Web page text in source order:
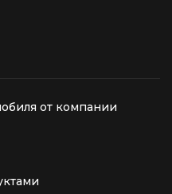
от компании